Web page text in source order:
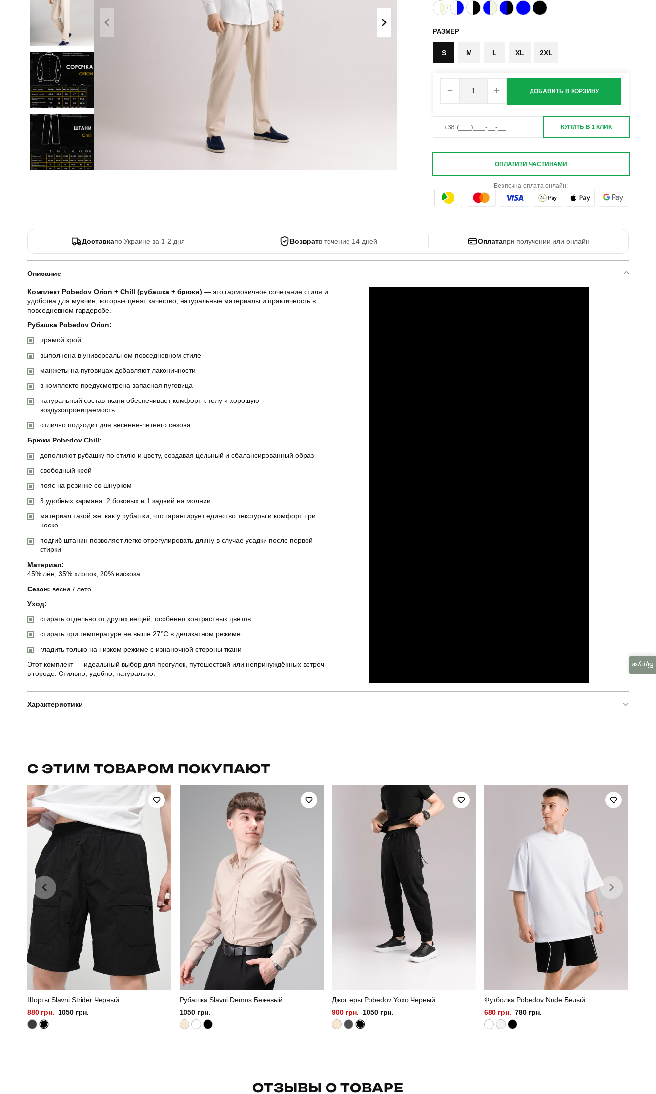
Літні комплекти
Комбінезони
Спортивні
костюми
Кежуал
РАЗМЕР
S M L XL 2XL
ДОБАВИТЬ В КОРЗИНУ
КУПИТЬ В 1 КЛИК
ОПЛАТИТИ ЧАСТИНАМИ
Безпечна оплата онлайн:
Доставкапо Украине за 1-2 дня Возвратв течение 14 дней Оплатапри получении или онлайн
Описание
Комплект Pobedov Orion + Chill (рубашка + брюки) — это гармоничное сочетание стиля и
удобства для мужчин, которые ценят качество, натуральные материалы и практичность в
повседневном гардеробе.
Рубашка Pobedov Orion:
прямой крой
выполнена в универсальном повседневном стиле
манжеты на пуговицах добавляют лаконичности
в комплекте предусмотрена запасная пуговица
натуральный состав ткани обеспечивает комфорт к телу и хорошую
воздухопроницаемость
отлично подходит для весенне-летнего сезона
Брюки Pobedov Chill:
дополняют рубашку по стилю и цвету, создавая цельный и сбалансированный образ
свободный крой
пояс на резинке со шнурком
3 удобных кармана: 2 боковых и 1 задний на молнии
материал такой же, как у рубашки, что гарантирует единство текстуры и комфорт при
носке
подгиб штанин позволяет легко отрегулировать длину в случае усадки после первой
стирки
Материал:
45% лён, 35% хлопок, 20% вискоза
Сезон: весна / лето
Уход:
стирать отдельно от других вещей, особенно контрастных цветов
стирать при температуре не выше 27°C в деликатном режиме
гладить только на низком режиме с изнаночной стороны ткани
Этот комплект — идеальный выбор для прогулок, путешествий или непринуждённых встреч
в городе. Стильно, удобно, натурально.
Характеристики
Сезон
С ЭТИМ ТОВАРОМ ПОКУПАЮТ
Шорты Slavni Strider Черный
880 грн. 1050 грн.
Рубашка Slavni Demos Бежевый
1050 грн.
Джоггеры Pobedov Yoxo Черный
900 грн. 1050 грн.
Футболка Pobedov Nude Белый
680 грн. 780 грн.
ОТЗЫВЫ О ТОВАРЕ
Відгуки